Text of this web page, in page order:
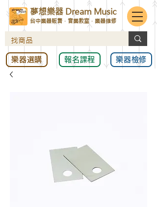
樂器選購 報名課程 樂器檢修
夢想樂器 Dream Music
台中樂器販售．音樂教室．樂器維修